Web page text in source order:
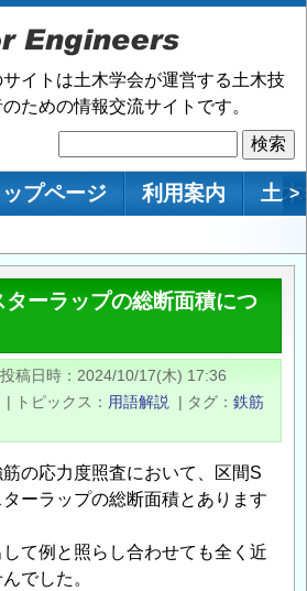
サイトは土木学会が運営する土木技
ための情報交流サイトです。
索
ップページ 利用案内 土 >
ターラップの総断面積につ
投稿日時
2024/10/17(木) 17:36
| トピックス 用語解説 | タグ
鉄筋
の応力度照査において、区間S
ーラップの総断面積とあります
て例と照らし合わせても全く近
でした。